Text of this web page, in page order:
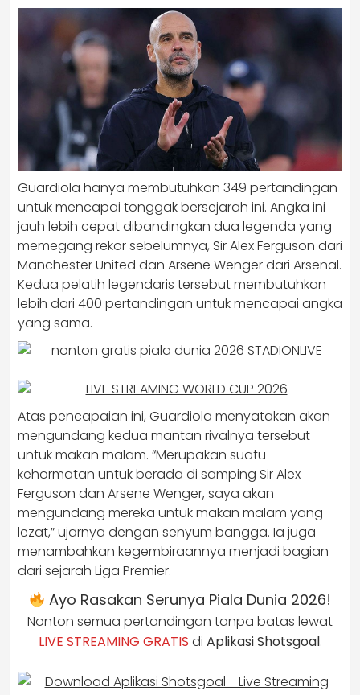
Guardiola hanya membutuhkan 349 pertandingan
untuk mencapai tonggak bersejarah ini. Angka ini
jauh lebih cepat dibandingkan dua legenda yang
memegang rekor sebelumnya, Sir Alex Ferguson dari
Manchester United dan Arsene Wenger dari Arsenal.
Kedua pelatih legendaris tersebut membutuhkan
lebih dari 400 pertandingan untuk mencapai angka
yang sama.
Atas pencapaian ini, Guardiola menyatakan akan
mengundang kedua mantan rivalnya tersebut
untuk makan malam. “Merupakan suatu
kehormatan untuk berada di samping Sir Alex
Ferguson dan Arsene Wenger, saya akan
mengundang mereka untuk makan malam yang
lezat,” ujarnya dengan senyum bangga. Ia juga
menambahkan kegembiraannya menjadi bagian
dari sejarah Liga Premier.
Ayo Rasakan Serunya Piala Dunia 2026!
Nonton semua pertandingan tanpa batas lewat
LIVE STREAMING GRATIS di Aplikasi Shotsgoal.